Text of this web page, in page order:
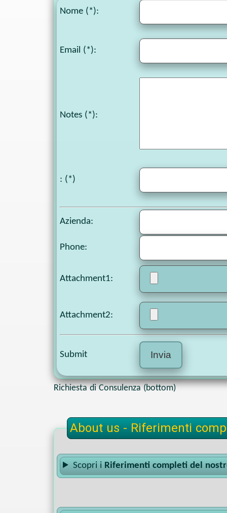
Nome (*):
Email (*):
Notes (*):
: (*)
Azienda:
Phone:
Attachment1:
Attachment2:
Submit
Richiesta di Consulenza (bottom)
About us - Riferimenti
Scopri i Riferimenti completi del